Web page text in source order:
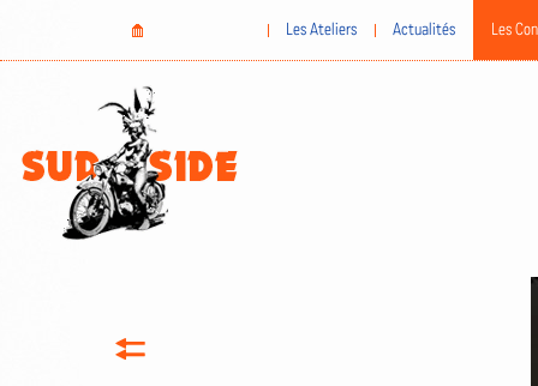
contenu
Home
Les Ateliers Actualités Les